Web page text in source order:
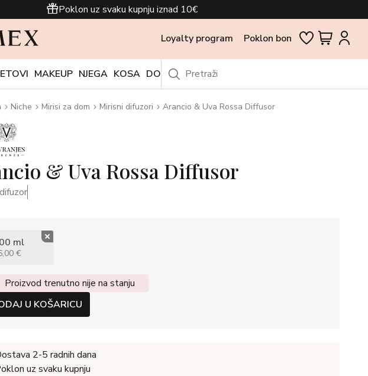
Poklon uz svaku kupnju iznad 10€
Loyalty program Poklon bon
MAKEUP NJEGA KOSA DODACI OUTLET
Niche Mirisi za dom Mirisni difuzori Arancio & Uva Rossa Diffusor
& Uva Rossa Diffusor
ml
€
Proizvod trenutno nije na stanju
U KOŠARICU
2-5 radnih dana
uz svaku kupnju